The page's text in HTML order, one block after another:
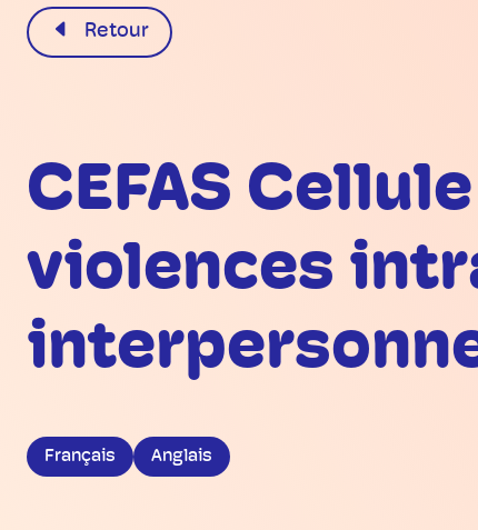
Retour
CEFAS
violences
Français Anglais